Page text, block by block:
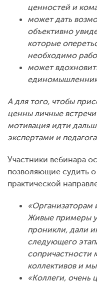
ценностей и
может дать
объективно
которые
необходимо
может
А для того, чтобы
ценны личные
мотивация идти
экспертами и
Участники вебинара
позволяющие судить
практической
«Организаторам
Живые примеры
проникли, дали
следующего
сопричастности
коллективов и
«Коллеги, очень